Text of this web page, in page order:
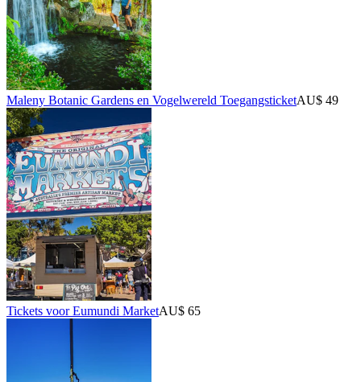
Maleny Botanic Gardens en Vogelwereld ToegangsticketAU$ 49
Tickets voor Eumundi MarketAU$ 65